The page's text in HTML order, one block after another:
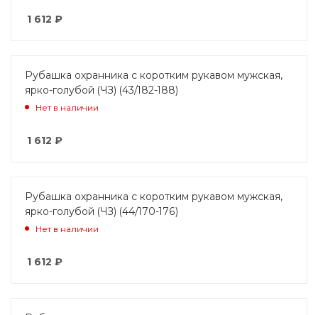
1 612 ₽
Рубашка охранника с коротким рукавом мужская,
ярко-голубой (ЧЗ) (43/182-188)
Нет в наличии
1 612 ₽
Рубашка охранника с коротким рукавом мужская,
ярко-голубой (ЧЗ) (44/170-176)
Нет в наличии
1 612 ₽